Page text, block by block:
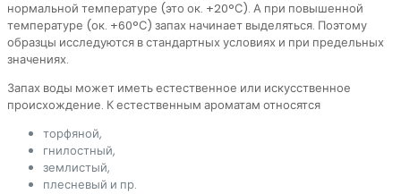
нормальной температуре (это ок. +20°С). А при повышенной
температуре (ок. +60°С) запах начинает выделяться. Поэтому
образцы исследуются в стандартных условиях и при предельных
значениях.
Запах воды может иметь естественное или искусственное
происхождение. К естественным ароматам относятся
торфяной,
гнилостный,
землистый,
плесневый и пр.